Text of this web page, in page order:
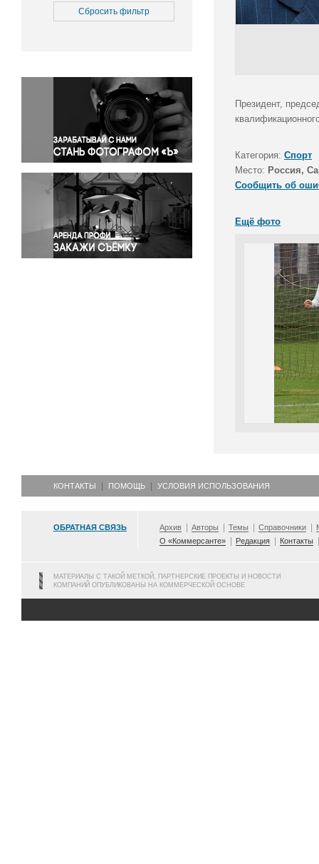
Медицина
Окружающая среда
Политика
Правосудие
Происшествия и конфликты
Религия
Светская жизнь
Спорт
Экология
Экономика и бизнес
Сбросить фильтр
Президент,
Категория: Спорт
Место: Россия,
Сообщить об
Ещё фото
КОНТАКТЫ ПОМОЩЬ УСЛОВИЯ ИСПОЛЬЗОВАНИЯ
ОБРАТНАЯ СВЯЗЬ Архив Авторы Темы Справочники
О «Коммерсанте»
Редакция Контакты
МАТЕРИАЛЫ С ТАКОЙ МЕТКОЙ, ПАРТНЕРСКИЕ ПРОЕКТЫ И НОВОСТИ
КОМПАНИЙ ОПУБЛИКОВАНЫ НА КОММЕРЧЕСКОЙ ОСНОВЕ